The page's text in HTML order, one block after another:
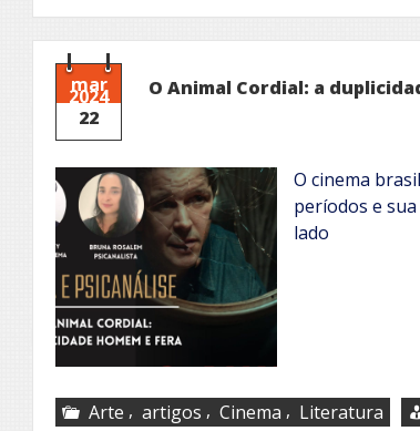
mar
2024
22
O Animal Cordial: a
O cinema
períodos e
lado
Arte , artigos , Cinema , Literatura